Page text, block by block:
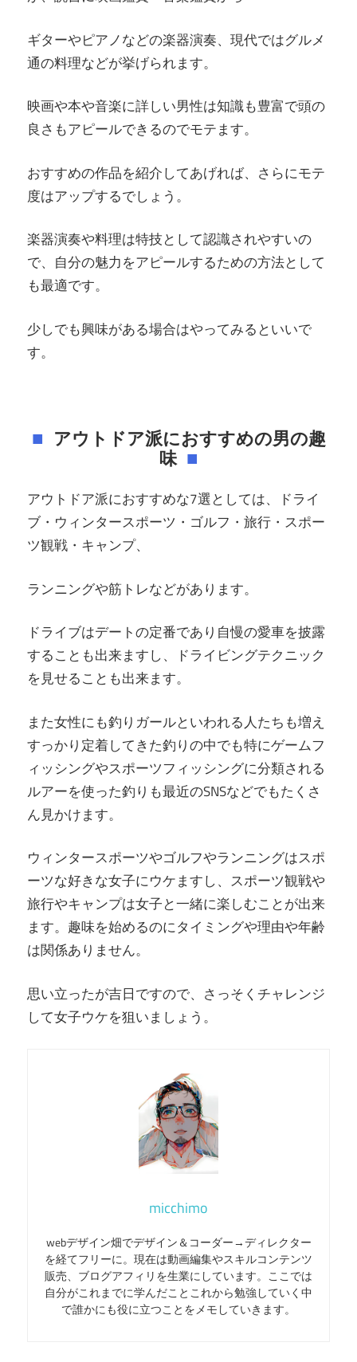
ギターやピアノなどの楽器演奏、現代ではグルメ
通の料理などが挙げられます。
映画や本や音楽に詳しい男性は知識も豊富で頭の
良さもアピールできるのでモテます。
おすすめの作品を紹介してあげれば、さらにモテ
度はアップするでしょう。
楽器演奏や料理は特技として認識されやすいの
で、自分の魅力をアピールするための方法として
も最適です。
少しでも興味がある場合はやってみるといいで
す。
アウトドア派におすすめの男の趣
味
アウトドア派におすすめな7選としては、ドライ
ブ・ウィンタースポーツ・ゴルフ・旅行・スポー
ツ観戦・キャンプ、
ランニングや筋トレなどがあります。
ドライブはデートの定番であり自慢の愛車を披露
することも出来ますし、ドライビングテクニック
を見せることも出来ます。
また女性にも釣りガールといわれる人たちも増え
すっかり定着してきた釣りの中でも特にゲームフ
ィッシングやスポーツフィッシングに分類される
ルアーを使った釣りも最近のSNSなどでもたくさ
ん見かけます。
ウィンタースポーツやゴルフやランニングはスポ
ーツな好きな女子にウケますし、スポーツ観戦や
旅行やキャンプは女子と一緒に楽しむことが出来
ます。趣味を始めるのにタイミングや理由や年齢
は関係ありません。
思い立ったが吉日ですので、さっそくチャレンジ
して女子ウケを狙いましょう。
micchimo
webデザイン畑でデザイン＆コーダー→ディレクター
を経てフリーに。現在は動画編集やスキルコンテンツ
販売、ブログアフィリを生業にしています。ここでは
自分がこれまでに学んだことこれから勉強していく中
で誰かにも役に立つことをメモしていきます。